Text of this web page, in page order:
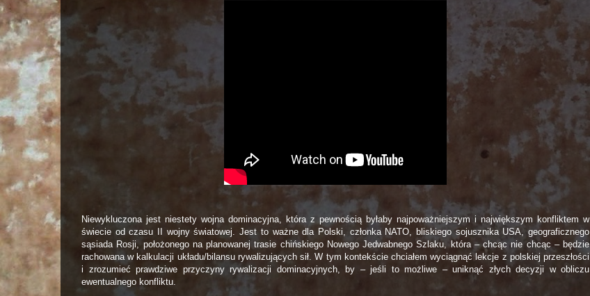
Niewykluczona jest niestety wojna dominacyjna, która z pewnością byłaby najpoważniejszym i największym konfliktem w
świecie od czasu II wojny światowej. Jest to ważne dla Polski, członka NATO, bliskiego sojusznika USA, geograficznego
sąsiada Rosji, położonego na planowanej trasie chińskiego Nowego Jedwabnego Szlaku, która – chcąc nie chcąc – będzie
rachowana w kalkulacji układu/bilansu rywalizujących sił. W tym kontekście chciałem wyciągnąć lekcje z polskiej przeszłości
i zrozumieć prawdziwe przyczyny rywalizacji dominacyjnych, by – jeśli to możliwe – uniknąć złych decyzji w obliczu
ewentualnego konfliktu.